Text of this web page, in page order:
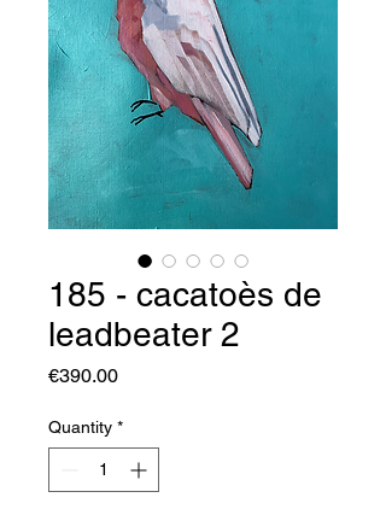
185 - cacatoès de
leadbeater 2
€390.00Price
Quantity *